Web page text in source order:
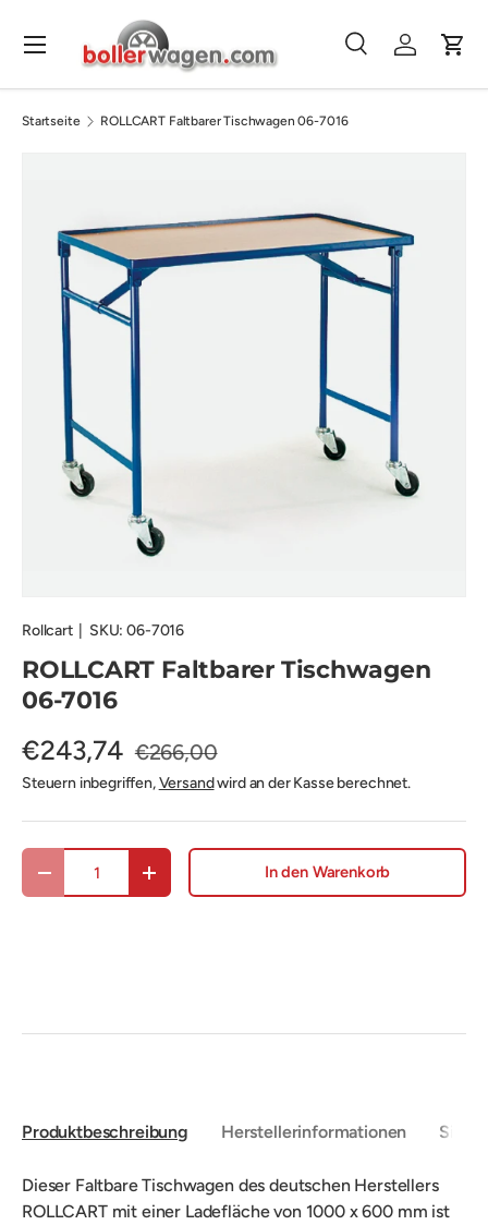
Direkt zum Inhalt
Suchen
SucheEinloggen
Menü
Startseite ROLLCART Faltbarer Tischwagen 06-7016
Rollcart| SKU: 06-7016
ROLLCART Faltbarer Tischwagen
06-7016
€243,74 €266,00
Steuern inbegriffen,Versandwird an der Kasse berechnet.
Menge verringernMenge erhöhen In den Warenkorb
Produktbeschreibung Herstellerinformationen
Dieser Faltbare Tischwagen des deutschen Herstellers
ROLLCART mit einer Ladefläche von 1000 x 600 mm ist